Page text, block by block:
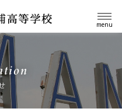
menu